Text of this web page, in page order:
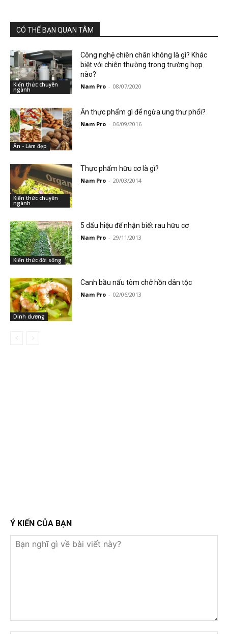
CÓ THỂ BẠN QUAN TÂM
Kiến thức chuyên
ngành
Công nghệ chiên chân không là gì? Khác
biệt với chiên thường trong trường hợp
nào?
Nam Pro - 08/07/2020
Ăn - Làm đẹp
Ăn thực phẩm gì để ngừa ung thư phổi?
Nam Pro - 06/09/2016
Kiến thức chuyên
ngành
Thực phẩm hữu cơ là gì?
Nam Pro - 20/03/2014
Kiến thức đời sống
5 dấu hiệu để nhận biết rau hữu cơ
Nam Pro - 29/11/2013
Dinh dưỡng
Canh bầu nấu tôm chở hồn dân tộc
Nam Pro - 02/06/2013
Ý KIẾN CỦA BẠN